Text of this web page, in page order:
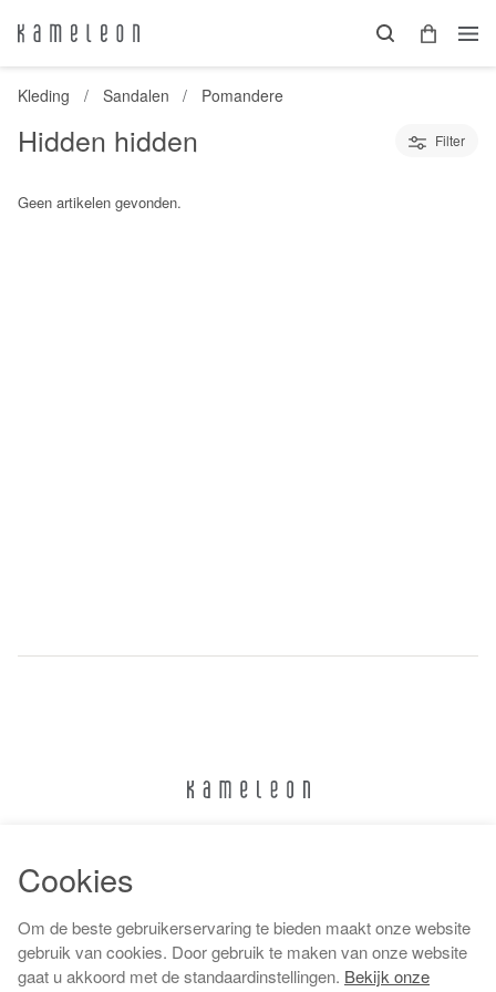
Kleding Sandalen Pomandere
Hidden hidden Filter
Geen artikelen gevonden.
Algemene voorwaarden
Cookies
Om de beste gebruikerservaring te bieden maakt onze website
gebruik van cookies. Door gebruik te maken van onze website
gaat u akkoord met de standaardinstellingen. Bekijk onze